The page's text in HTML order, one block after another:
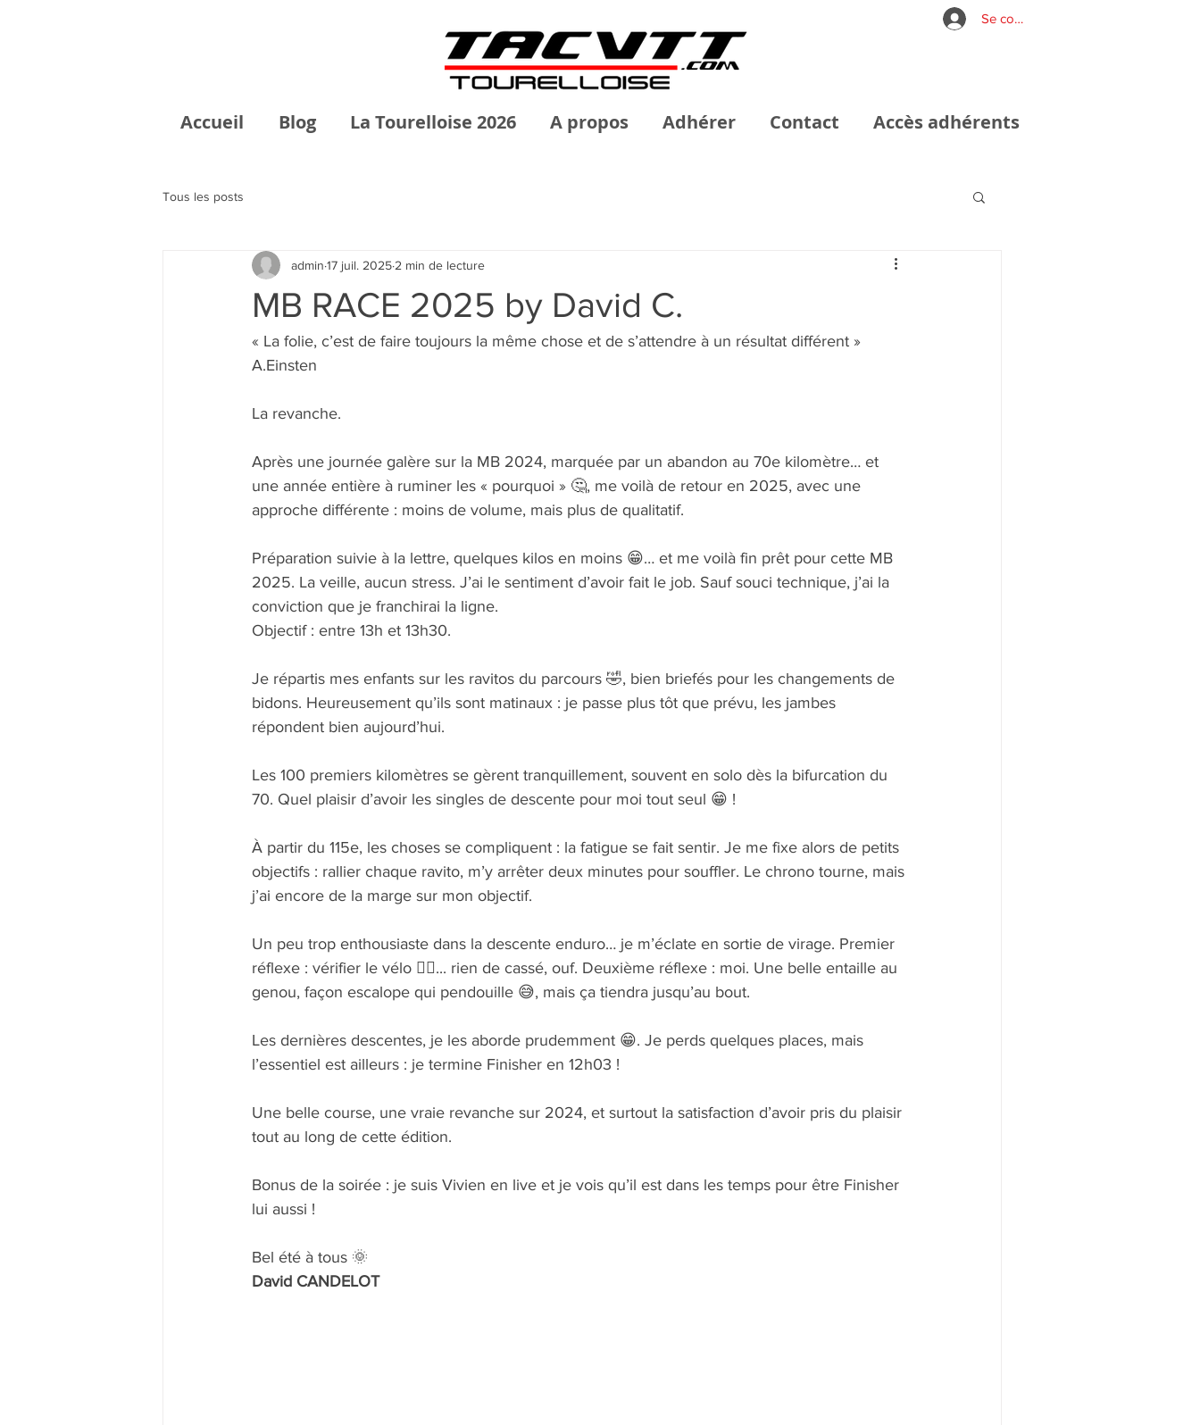
Se connecter
Accueil Blog La Tourelloise 2026 A propos Adhérer Contact Accès adhérents
Tous les posts
MB RACE 2025 by David C.
admin 17 juil. 2025 2 min de lecture
« La folie, c’est de faire toujours la même chose et de s’attendre à un résultat différent »
A.Einsten
La revanche.
Après une journée galère sur la MB 2024, marquée par un abandon au 70e kilomètre… et
une année entière à ruminer les « pourquoi » 🤔, me voilà de retour en 2025, avec une
approche différente : moins de volume, mais plus de qualitatif.
Préparation suivie à la lettre, quelques kilos en moins 😁… et me voilà fin prêt pour cette MB
2025. La veille, aucun stress. J’ai le sentiment d’avoir fait le job. Sauf souci technique, j’ai la
conviction que je franchirai la ligne.
Objectif : entre 13h et 13h30.
Je répartis mes enfants sur les ravitos du parcours 🤣, bien briefés pour les changements de
bidons. Heureusement qu’ils sont matinaux : je passe plus tôt que prévu, les jambes
répondent bien aujourd’hui.
Les 100 premiers kilomètres se gèrent tranquillement, souvent en solo dès la bifurcation du
70. Quel plaisir d’avoir les singles de descente pour moi tout seul 😁 !
À partir du 115e, les choses se compliquent : la fatigue se fait sentir. Je me fixe alors de petits
objectifs : rallier chaque ravito, m’y arrêter deux minutes pour souffler. Le chrono tourne, mais
j’ai encore de la marge sur mon objectif.
Un peu trop enthousiaste dans la descente enduro… je m’éclate en sortie de virage. Premier
réflexe : vérifier le vélo 😵‍💫... rien de cassé, ouf. Deuxième réflexe : moi. Une belle entaille au
genou, façon escalope qui pendouille 😅, mais ça tiendra jusqu’au bout.
Les dernières descentes, je les aborde prudemment 😁. Je perds quelques places, mais
l’essentiel est ailleurs : je termine Finisher en 12h03 !
Une belle course, une vraie revanche sur 2024, et surtout la satisfaction d’avoir pris du plaisir
tout au long de cette édition.
Bonus de la soirée : je suis Vivien en live et je vois qu’il est dans les temps pour être Finisher
lui aussi !
Bel été à tous 🌞
David CANDELOT